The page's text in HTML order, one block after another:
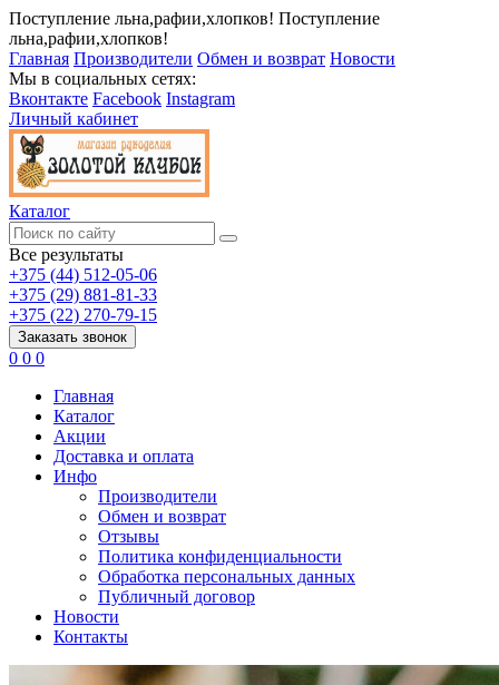
Поступление льна,рафии,хлопков! Поступление
льна,рафии,хлопков!
Главная Производители Обмен и возврат Новости
Мы в социальных сетях:
Вконтакте Facebook Instagram
Личный кабинет
Каталог
Все результаты
+375 (44) 512-05-06
+375 (29) 881-81-33
+375 (22) 270-79-15
Заказать звонок
0 0 0
Главная
Каталог
Акции
Доставка и оплата
Инфо
Производители
Обмен и возврат
Отзывы
Политика конфиденциальности
Обработка персональных данных
Публичный договор
Новости
Контакты